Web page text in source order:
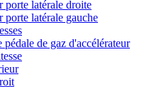
porte latérale droite
porte latérale gauche
pédale de gaz d'accélérateur